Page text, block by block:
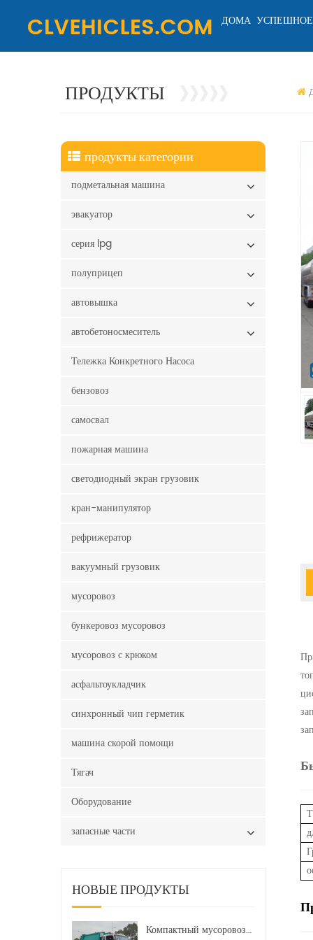
ДОМА
ПРОДУКТЫ
продукты категории
подметальная машина
эвакуатор
серия lpg
полуприцеп
автовышка
автобетоносмеситель
Тележка Конкретного Насоса
бензовоз
самосвал
пожарная машина
светодиодный экран грузовик
кран-манипулятор
рефрижератор
вакуумный грузовик
мусоровоз
бункеровоз мусоровоз
мусоровоз с крюком
асфальтоукладчик
синхронный чип герметик
машина скорой помощи
Тягач
Оборудование
запасные части
НОВЫЕ ПРОДУКТЫ
Компактный мусоровоз HOWO LHD 4x2 160 л.с. 12 куб. м